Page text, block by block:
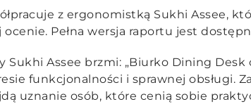
z ergonomistką Sukhi Assee,
Pełna wersja raportu jest
Sukhi Assee brzmi: „Biurko Dining Desk
funkcjonalności i sprawnej obsługi.
uznanie osób, które cenią sobie